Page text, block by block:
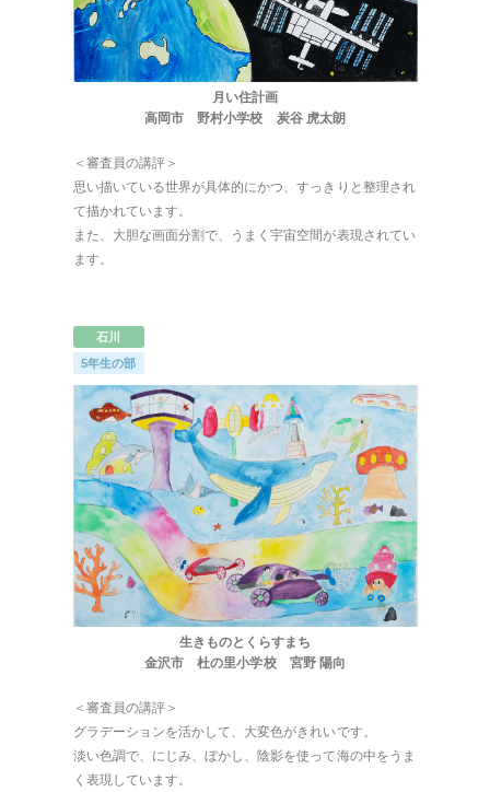
ほくげんこんの自己紹介
月い住計画
高岡市 野村小学校 炭谷 虎太朗
＜審査員の講評＞
思い描いている世界が具体的にかつ、すっきりと整理され
て描かれています。
また、大胆な画面分割で、うまく宇宙空間が表現されてい
ます。
石川
5年生の部
生きものとくらすまち
金沢市 杜の里小学校 宮野 陽向
＜審査員の講評＞
グラデーションを活かして、大変色がきれいです。
淡い色調で、にじみ、ぼかし、陰影を使って海の中をうま
く表現しています。